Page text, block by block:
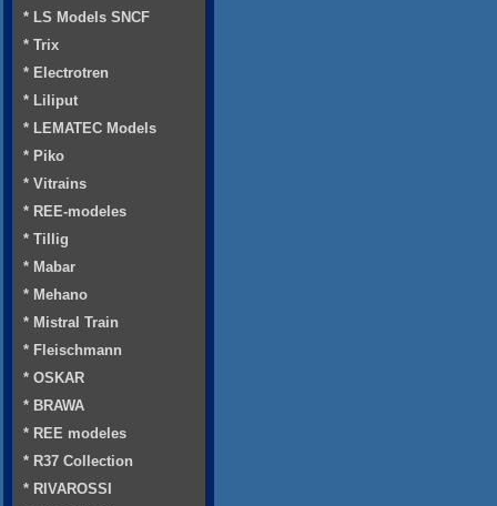
* LS Models SNCF
* Trix
* Electrotren
* Liliput
* LEMATEC Models
* Piko
* Vitrains
* REE-modeles
* Tillig
* Mabar
* Mehano
* Mistral Train
* Fleischmann
* OSKAR
* BRAWA
* REE modeles
* R37 Collection
* RIVAROSSI